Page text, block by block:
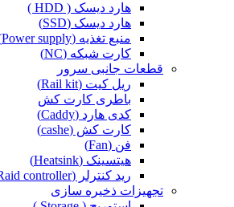
هارد دیسک ( HDD )
هارد دیسک (SSD)
منبع تغذیه (Power supply)
کارت شبکه (NC)
قطعات جانبی سرور
ریل کیت (Rail kit)
باطری کارت کش
کدی هارد (Caddy)
کارت کش (cashe)
فن (Fan)
هیتسینک (Heatsink)
رید کنترلر (Raid controller)
تجهیزات ذخیره سازی